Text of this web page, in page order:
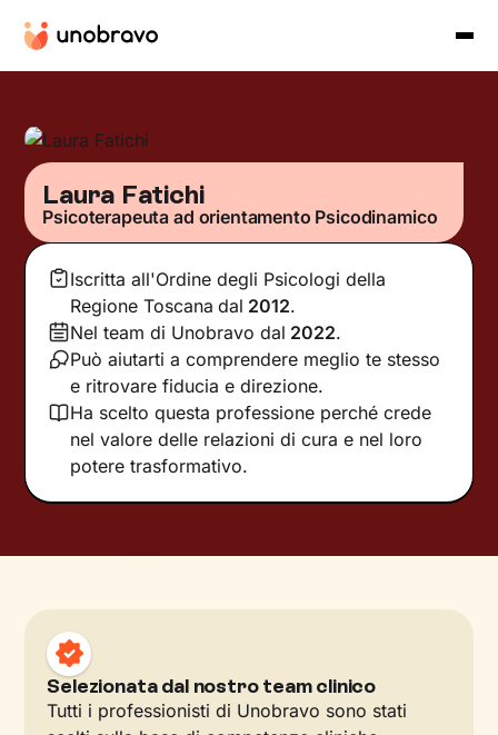
Laura Fatichi
Psicoterapeuta ad orientamento Psicodinamico
Iscritta all'Ordine degli Psicologi della
Regione Toscana dal 2012.
Nel team di Unobravo dal 2022.
Può aiutarti a comprendere meglio te stesso
e ritrovare fiducia e direzione.
Ha scelto questa professione perché crede
nel valore delle relazioni di cura e nel loro
potere trasformativo.
Selezionata dal nostro team clinico
Tutti i professionisti di Unobravo sono stati